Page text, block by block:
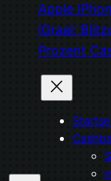
Apple
iGraal:
Prozent